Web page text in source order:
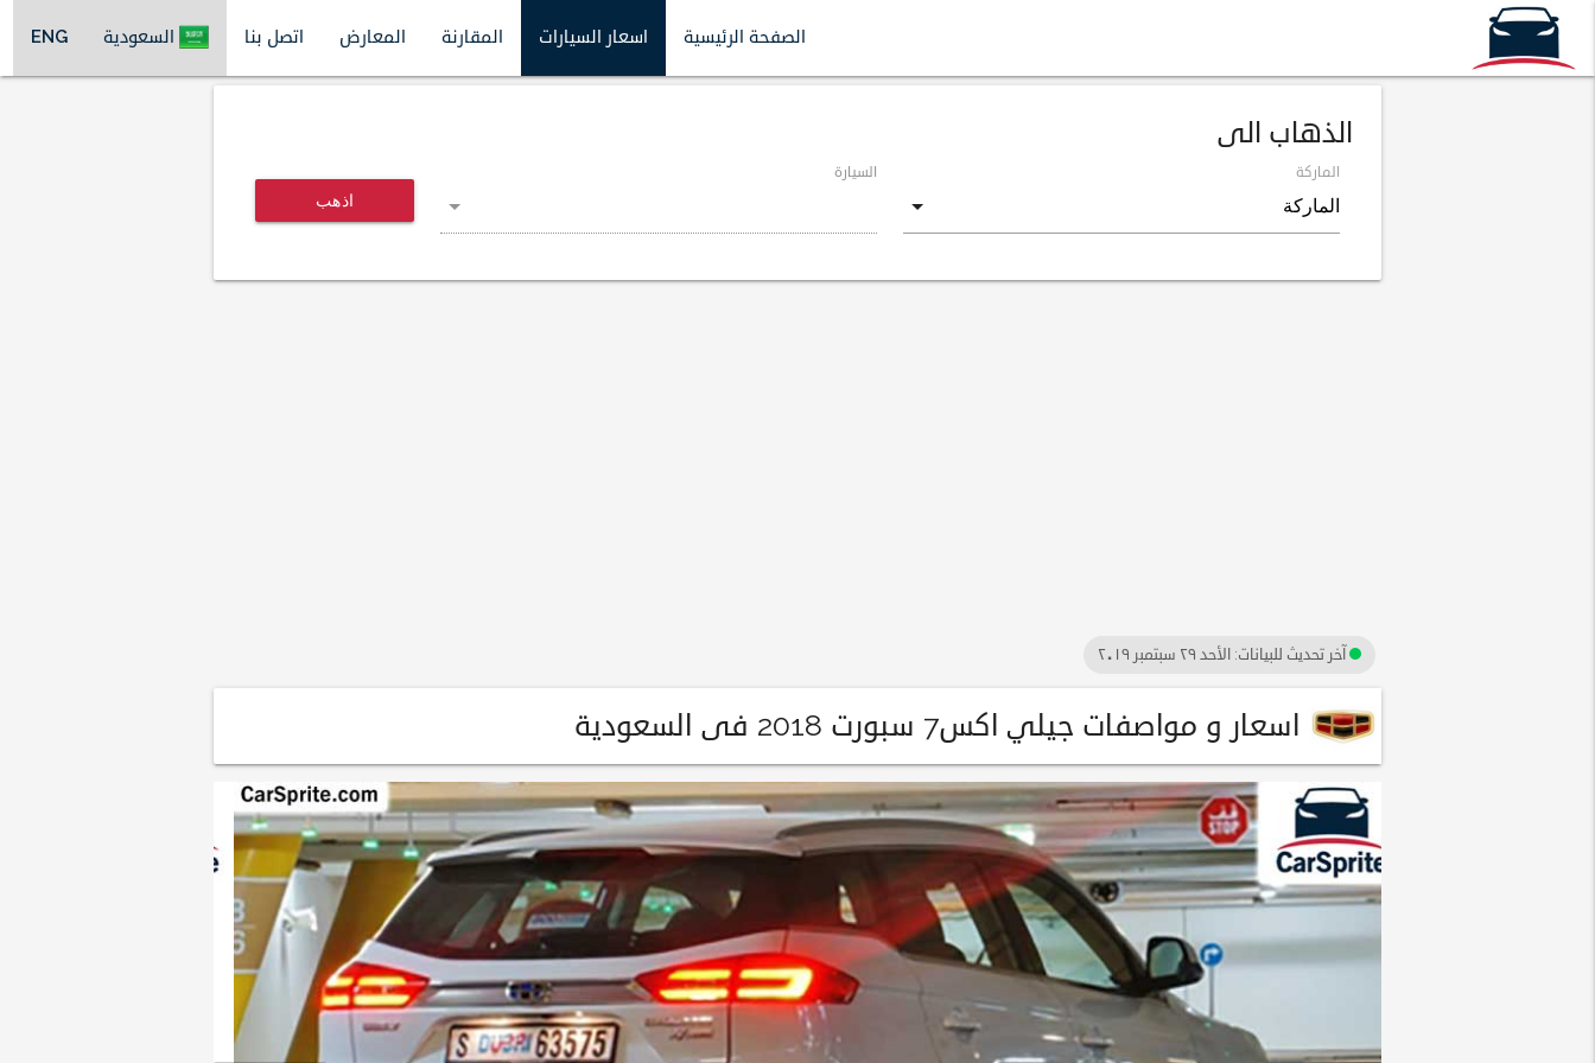
الصفحة الرئيسية اسعار السيارات المقارنة المعارض اتصل بنا السعودية ENG
الذهاب الى
الماركة
السيارة
اذهب
آخر تحديث للبيانات: الأحد ٢٩ سبتمبر ٢٠١٩
اسعار و مواصفات جيلي اكس7 سبورت 2018 فى السعودية